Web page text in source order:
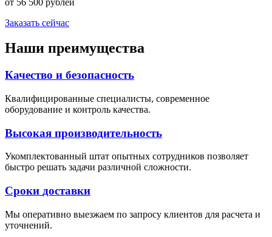
Заказать сейчас
Наши преимущества
Качество и безопасность
Квалифицированные специалисты, современное
оборудование и контроль качества.
Высокая производительность
Укомплектованный штат опытных сотрудников позволяет
быстро решать задачи различной сложности.
Сроки доставки
Мы оперативно выезжаем по запросу клиентов для расчета и
уточнений.